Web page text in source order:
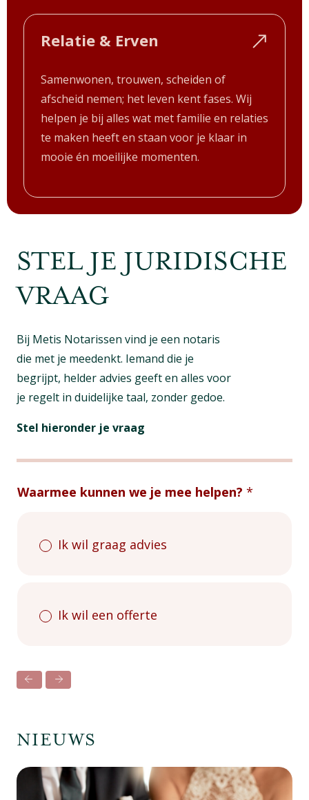
Relatie & Erven
Samenwonen, trouwen, scheiden of
afscheid nemen; het leven kent fases. Wij
helpen je bij alles wat met familie en relaties
te maken heeft en staan voor je klaar in
mooie én moeilijke momenten.
STEL JE JURIDISCHE
VRAAG
Bij Metis Notarissen vind je een notaris
die met je meedenkt. Iemand die je
begrijpt, helder advies geeft en alles voor
je regelt in duidelijke taal, zonder gedoe.
Stel hieronder je vraag
/Waarmee kunnen we je mee helpen? *
Ik wil graag advies
Ik wil een offerte
NIEUWS